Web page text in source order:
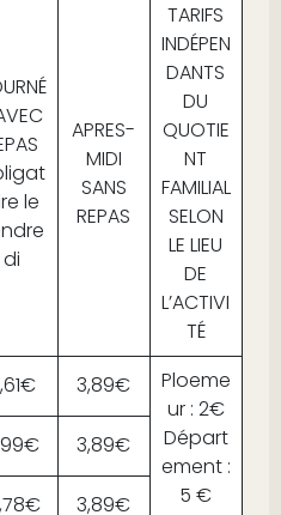
le
di
APRES-
MIDI
SANS
REPAS
TARIFS
INDÉPEN
DANTS
DU
QUOTIE
NT
FAMILIAL
SELON
LE LIEU
DE
L’ACTIVI
TÉ
3,89€
Ploeme
ur : 2€
Départ
ement :
5 €
3,89€
3,89€